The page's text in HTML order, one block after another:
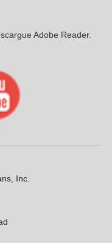
Adobe Reader.
Inc.